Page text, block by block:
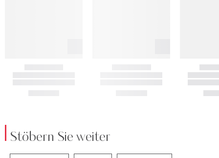
Stöbern Sie weiter